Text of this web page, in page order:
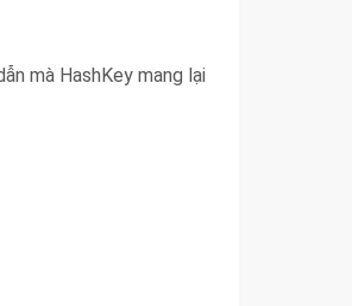
mà HashKey mang lại